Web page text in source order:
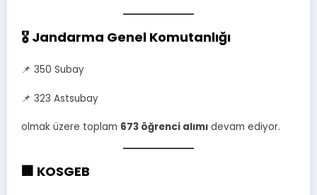
🎖️ Jandarma Genel Komutanlığı
📌 350 Subay
📌 323 Astsubay
olmak üzere toplam 673 öğrenci alımı devam ediyor.
🏢 KOSGEB